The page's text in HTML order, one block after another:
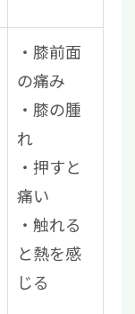
膝前面
の痛み
膝の腫
れ
押すと
痛い
触れる
と熱を感
じる